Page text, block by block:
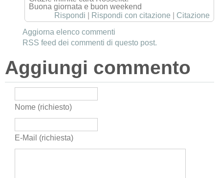
Buona giornata e buon weekend
Rispondi
Rispondi con citazione
Citazione
Aggiorna elenco commenti
RSS feed dei commenti di questo post.
Aggiungi commento
Nome (richiesto)
E-Mail (richiesta)